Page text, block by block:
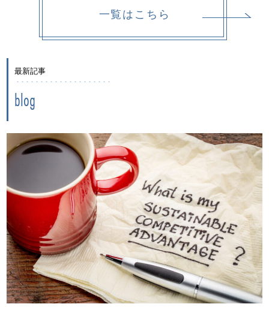
一覧はこちら
最新記事
blog